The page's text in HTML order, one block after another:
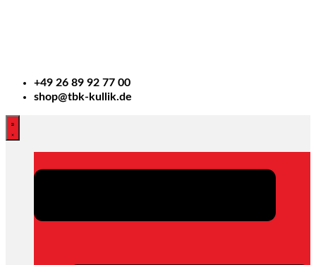
+49 26 89 92 77 00
shop@tbk-kullik.de